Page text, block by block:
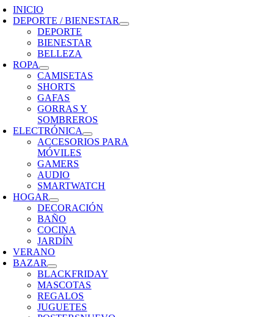
INICIO
DEPORTE / BIENESTAR
DEPORTE
BIENESTAR
BELLEZA
ROPA
CAMISETAS
SHORTS
GAFAS
GORRAS Y
SOMBREROS
ELECTRÓNICA
ACCESORIOS PARA
MÓVILES
GAMERS
AUDIO
SMARTWATCH
HOGAR
DECORACIÓN
BAÑO
COCINA
JARDÍN
VERANO
BAZAR
BLACKFRIDAY
MASCOTAS
REGALOS
JUGUETES